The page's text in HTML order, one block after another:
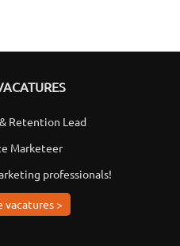
Retention Lead
Marketeer
professionals!
vacatures >